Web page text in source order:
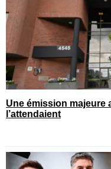
Une émission majeure
l’attendaient